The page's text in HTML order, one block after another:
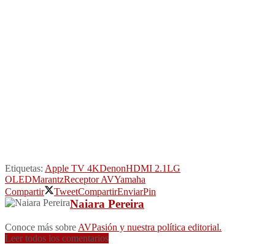
Etiquetas: Apple TV 4KDenonHDMI 2.1LG
OLEDMarantzReceptor AVYamaha
Compartir
TweetCompartirEnviarPin
Naiara Pereira
Conoce más sobre AVPasión y nuestra política editorial.
Leer todos los comentarios